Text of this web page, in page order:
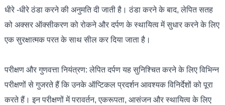
धीरे -धीरे ठंडा करने की अनुमति दी जाती है। ठंडा करने के बाद, लेपित सतह
को अक्सर ऑक्सीकरण को रोकने और दर्पण के स्थायित्व में सुधार करने के लिए
एक सुरक्षात्मक परत के साथ सील कर दिया जाता है।
परीक्षण और गुणवत्ता नियंत्रण: लेपित दर्पण यह सुनिश्चित करने के लिए विभिन्न
परीक्षणों से गुजरते हैं कि उनके ऑप्टिकल प्रदर्शन आवश्यक विनिर्देशों को पूरा
करते हैं। इन परीक्षणों में परावर्तन, एकरूपता, आसंजन और स्थायित्व के लिए